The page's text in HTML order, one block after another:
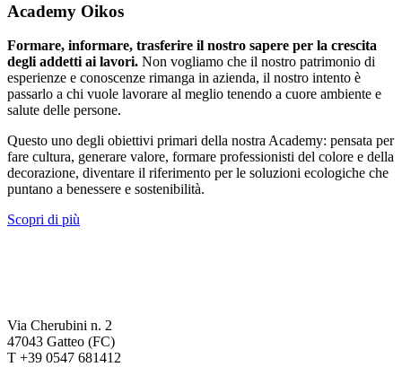
Academy Oikos
Formare, informare, trasferire il nostro sapere per la crescita
degli addetti ai lavori. Non vogliamo che il nostro patrimonio di
esperienze e conoscenze rimanga in azienda, il nostro intento è
passarlo a chi vuole lavorare al meglio tenendo a cuore ambiente e
salute delle persone.
Questo uno degli obiettivi primari della nostra Academy: pensata per
fare cultura, generare valore, formare professionisti del colore e della
decorazione, diventare il riferimento per le soluzioni ecologiche che
puntano a benessere e sostenibilità.
Scopri di più
Via Cherubini n. 2
47043 Gatteo (FC)
T +39 0547 681412